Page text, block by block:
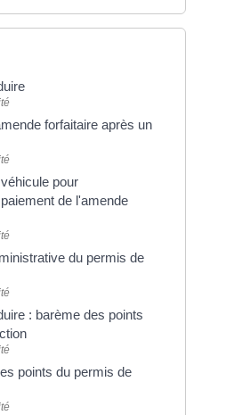
forfaitaire après un
pour
de l'amende
du permis de
: barème des points
points du permis de